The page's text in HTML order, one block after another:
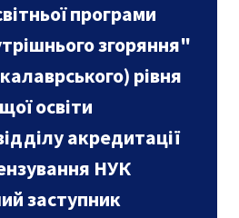
програми
згоряння"
рівня
освіти
акредитації
НУК
заступник